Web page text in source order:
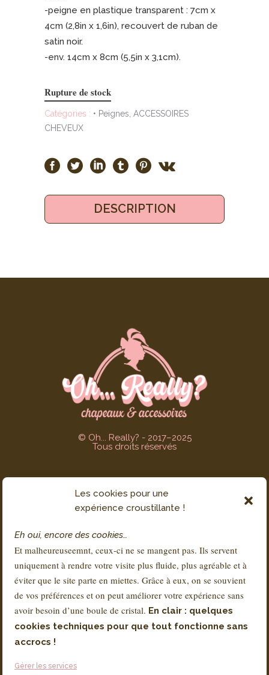
Les cookies pour une
expérience croustillante !
Eh oui, encore des cookies…
Et malheureuseemnt, ceux-ci ne se mangent pas. Ils servent
uniquement à rendre votre visite plus fluide, plus agréable et à
éviter que le site parte en miettes. Grâce à eux, on se souvient
de vos préférences et on peut améliorer votre expérience sans
avoir besoin d’une boule de cristal. En clair : quelques
cookies techniques pour que tout fonctionne sans
accrocs !
Gérer les services
-peigne en plastique transparent : 7cm x
4cm (2,8in x 1,6in), recouvert de ruban de
satin noir.
-env. 14cm x 8cm (5,5in x 3,1cm).
Rupture de stock
Catégories : • Peignes ACCESSOIRES
CHEVEUX
DESCRIPTION
© Oh... Really? - 2017–2025
Tous droits réservés
SERVICE CLIENT
FAQs
Livraison & Retours
À propos de Sandra
RÉGLEMENTATION
Conditions Générales de Vente – CGV
Politique de Confidentialité – RGPD